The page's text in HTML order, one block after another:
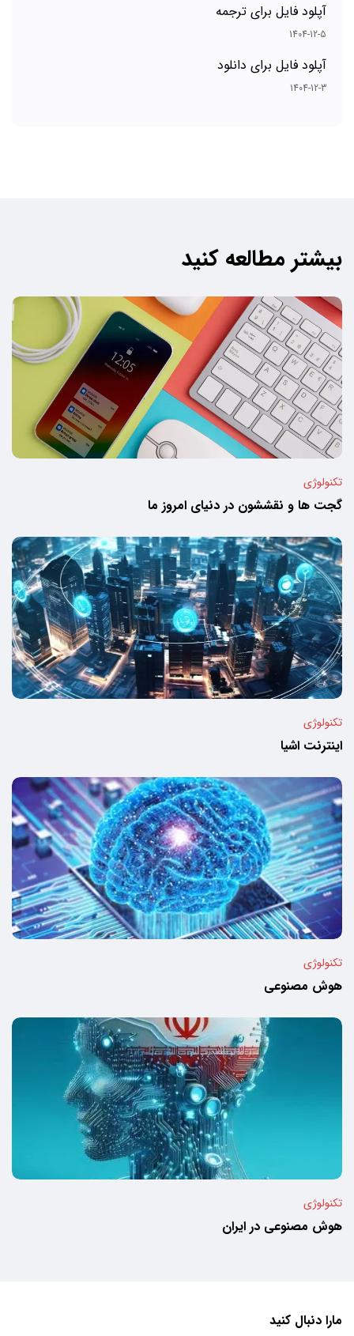
آپلود فایل برای ترجمه
1404-12-5
آپلود فایل برای دانلود
1404-12-3
بیشتر مطالعه کنید
تکنولوژی
گجت ها و نقششون در دنیای امروز ما
تکنولوژی
اینترنت اشیا
تکنولوژی
هوش مصنوعی
تکنولوژی
هوش مصنوعی در ایران
مارا دنبال کنید